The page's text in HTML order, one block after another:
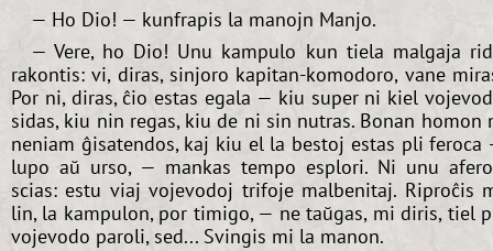
— Ho Dio! — kunfrapis la manojn Manjo.
— Vere, ho Dio! Unu kampulo kun tiela malgaja
rakontis: vi, diras, sinjoro kapitan-komodoro, vane
Por ni, diras, ĉio estas egala — kiu super ni kiel
sidas, kiu nin regas, kiu de ni sin nutras. Bonan homon
neniam ĝisatendos, kaj kiu el la bestoj estas pli feroca
lupo aŭ urso, — mankas tempo esplori. Ni unu
scias: estu viaj vojevodoj trifoje malbenitaj. Riproĉis
lin, la kampulon, por timigo, — ne taŭgas, mi diris, tiel
vojevodo paroli, sed... Svingis mi la manon.